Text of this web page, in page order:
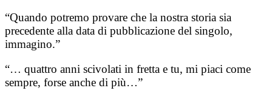
“Quando potremo provare che la nostra storia sia
precedente alla data di pubblicazione del singolo,
immagino.”
“… quattro anni scivolati in fretta e tu, mi piaci come
sempre, forse anche di più…”